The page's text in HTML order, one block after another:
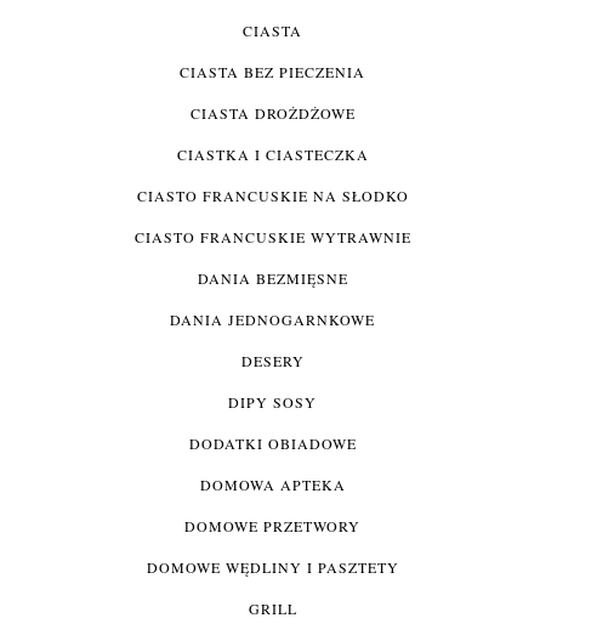
CIASTA
CIASTA BEZ PIECZENIA
CIASTA DROŻDŻOWE
CIASTKA I CIASTECZKA
CIASTO FRANCUSKIE NA SŁODKO
CIASTO FRANCUSKIE WYTRAWNIE
DANIA BEZMIĘSNE
DANIA JEDNOGARNKOWE
DESERY
DIPY SOSY
DODATKI OBIADOWE
DOMOWA APTEKA
DOMOWE PRZETWORY
DOMOWE WĘDLINY I PASZTETY
GRILL